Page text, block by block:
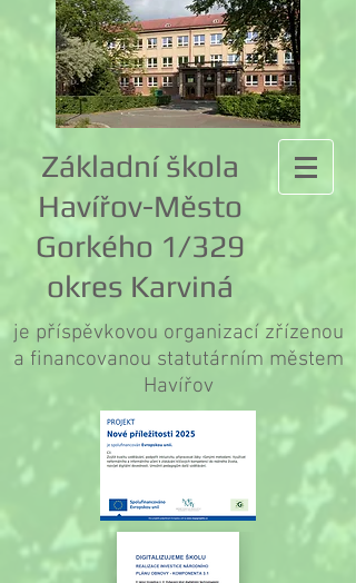
Základní škola
Havířov-Město
Gorkého 1/329
okres Karviná
je příspěvkovou organizací zřízenou
a financovanou statutárním městem
Havířov